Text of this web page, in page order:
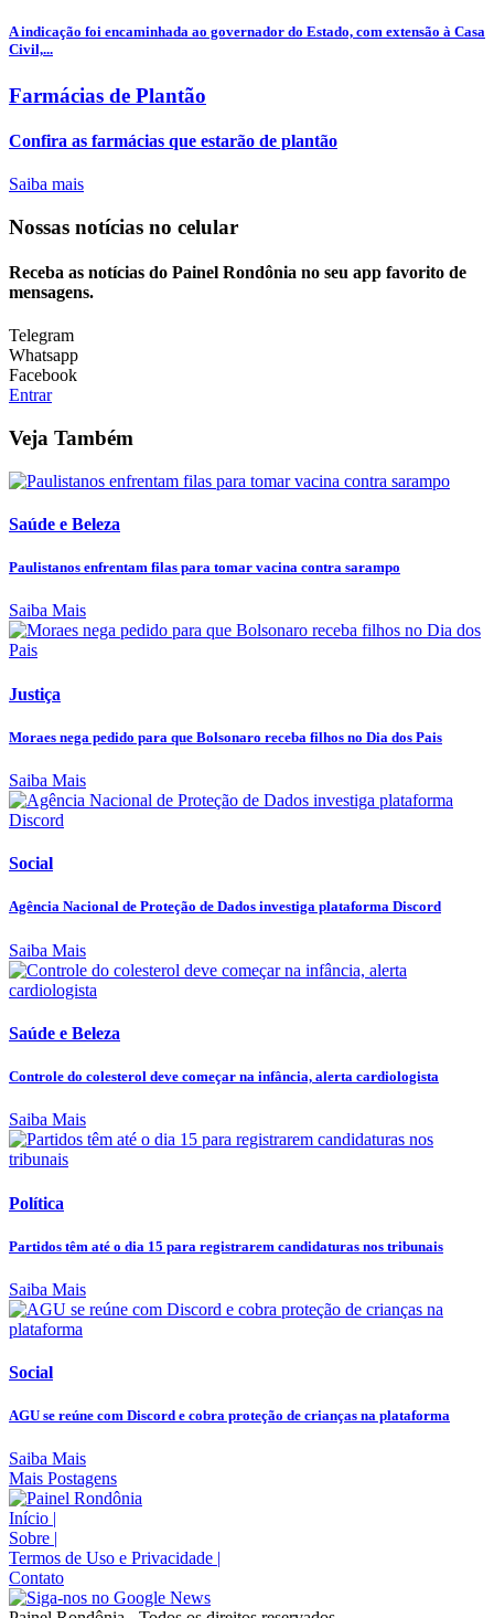
A indicação foi encaminhada ao governador do Estado, com extensão à Casa
Civil,...
Farmácias de Plantão
Confira as farmácias que estarão de plantão
Saiba mais
Nossas notícias no celular
Receba as notícias do Painel Rondônia no seu app favorito de
mensagens.
Telegram
Whatsapp
Facebook
Entrar
Veja Também
Saúde e Beleza
Paulistanos enfrentam filas para tomar vacina contra sarampo
Saiba Mais
Justiça
Moraes nega pedido para que Bolsonaro receba filhos no Dia dos Pais
Saiba Mais
Social
Agência Nacional de Proteção de Dados investiga plataforma Discord
Saiba Mais
Saúde e Beleza
Controle do colesterol deve começar na infância, alerta cardiologista
Saiba Mais
Política
Partidos têm até o dia 15 para registrarem candidaturas nos tribunais
Saiba Mais
Social
AGU se reúne com Discord e cobra proteção de crianças na plataforma
Saiba Mais
Mais Postagens
Início
Sobre
Termos de Uso e Privacidade
Contato